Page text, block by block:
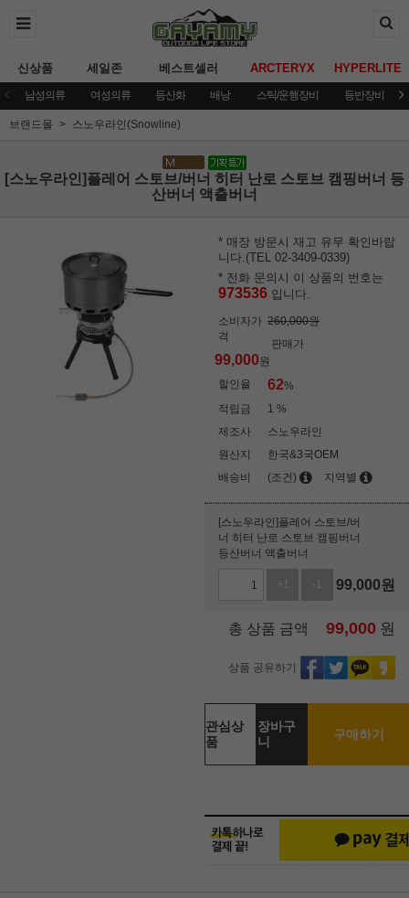
신상품 세일존 베스트셀러 ARCTERYX HYPERLITE
남성의류 여성의류 등산화 배낭 스틱/운행장비 등반장비
브랜드몰 스노우라인(Snowline)
[스노우라인]플레어 스토브/버너 히터 난로 스토브 캠핑버너 등
산버너 액출버너
* 매장 방문시 재고 유무 확인바랍
니다.(TEL 02-3409-0339)
* 전화 문의시 이 상품의 번호는
973536 입니다.
소비자가
격
260,000원
판매가
99,000원
할인율
62%
적립금
1 %
제조사
스노우라인
원산지
한국&3국OEM
배송비
(조건) 지역별
[스노우라인]플레어 스토브/버
너 히터 난로 스토브 캠핑버너
등산버너 액출버너
+1 -1 99,000원
총 상품 금액 99,000 원
상품 공유하기
관심상
품
장바구
니
구매하기